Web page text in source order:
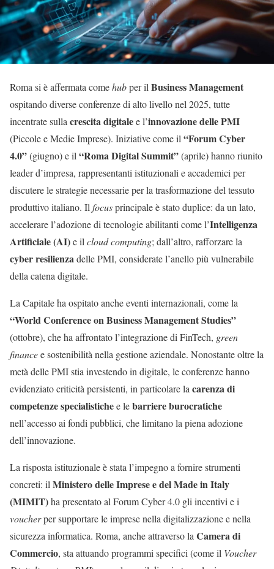
Roma si è affermata comehubper ilBusiness Management
ospitando diverse conferenze di alto livello nel 2025, tutte
incentrate sullacrescita digitalee l’innovazione delle PMI
(Piccole e Medie Imprese). Iniziative come il“Forum Cyber
4.0”(giugno) e il“Roma Digital Summit”(aprile) hanno riunito
leader d’impresa, rappresentanti istituzionali e accademici per
discutere le strategie necessarie per la trasformazione del tessuto
produttivo italiano. Ilfocusprincipale è stato duplice: da un lato,
accelerare l’adozione di tecnologie abilitanti come l’Intelligenza
Artificiale (AI)e ilcloud computing; dall’altro, rafforzare la
cyber resilienzadelle PMI, considerate l’anello più vulnerabile
della catena digitale.
La Capitale ha ospitato anche eventi internazionali, come la
“World Conference on Business Management Studies”
(ottobre), che ha affrontato l’integrazione di FinTech, green
financee sostenibilità nella gestione aziendale. Nonostante oltre la
metà delle PMI stia investendo in digitale, le conferenze hanno
evidenziato criticità persistenti, in particolare lacarenza di
competenze specialistichee lebarriere burocratiche
nell’accesso ai fondi pubblici, che limitano la piena adozione
dell’innovazione.
La risposta istituzionale è stata l’impegno a fornire strumenti
concreti: ilMinistero delle Imprese e del Made in Italy
(MIMIT)ha presentato al Forum Cyber 4.0 gli incentivi e i
voucherper supportare le imprese nella digitalizzazione e nella
sicurezza informatica. Roma, anche attraverso laCamera di
Commercio, sta attuando programmi specifici (come il Voucher